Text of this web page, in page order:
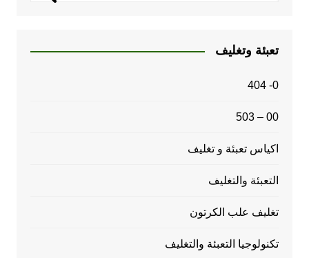
تعبئة وتغليف
0- 404
00 – 503
اكياس تعبئة و تغليف
التعبئة والتغليف
تغليف علب الكرتون
تكنولوجيا التعبئة والتغليف